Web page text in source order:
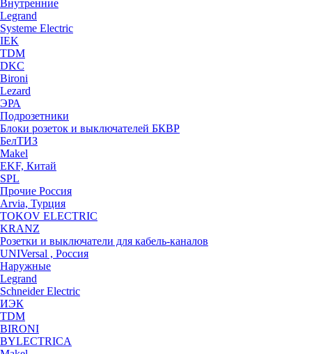
Внутренние
Legrand
Systeme Electric
IEK
TDM
DKC
Bironi
Lezard
ЭРА
Подрозетники
Блоки розеток и выключателей БКВР
БелТИЗ
Makel
EKF, Китай
SPL
Прочие Россия
Arvia, Турция
TOKOV ELECTRIC
KRANZ
Розетки и выключатели для кабель-каналов
UNIVersal , Россия
Наружные
Legrand
Schneider Electric
ИЭК
TDM
BIRONI
BYLECTRICA